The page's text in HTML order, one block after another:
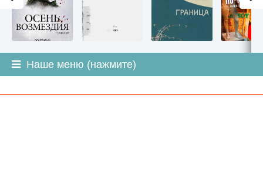
Наше меню (нажмите)